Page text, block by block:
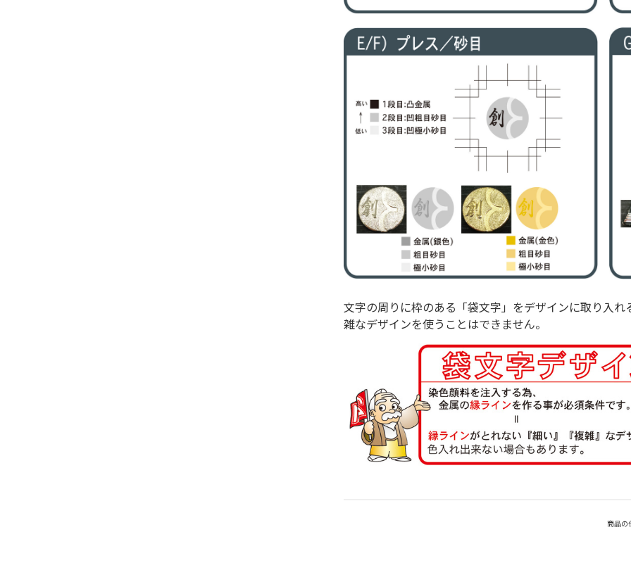
文字の周りに枠のある「袋文字」をデザインに取り入
雑なデザインを使うことはできません。
商品の